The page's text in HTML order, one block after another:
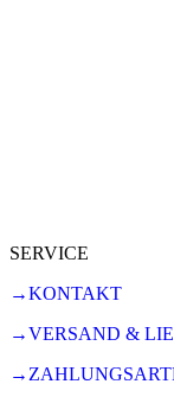
SERVICE
→KONTAKT
→VERSAND &